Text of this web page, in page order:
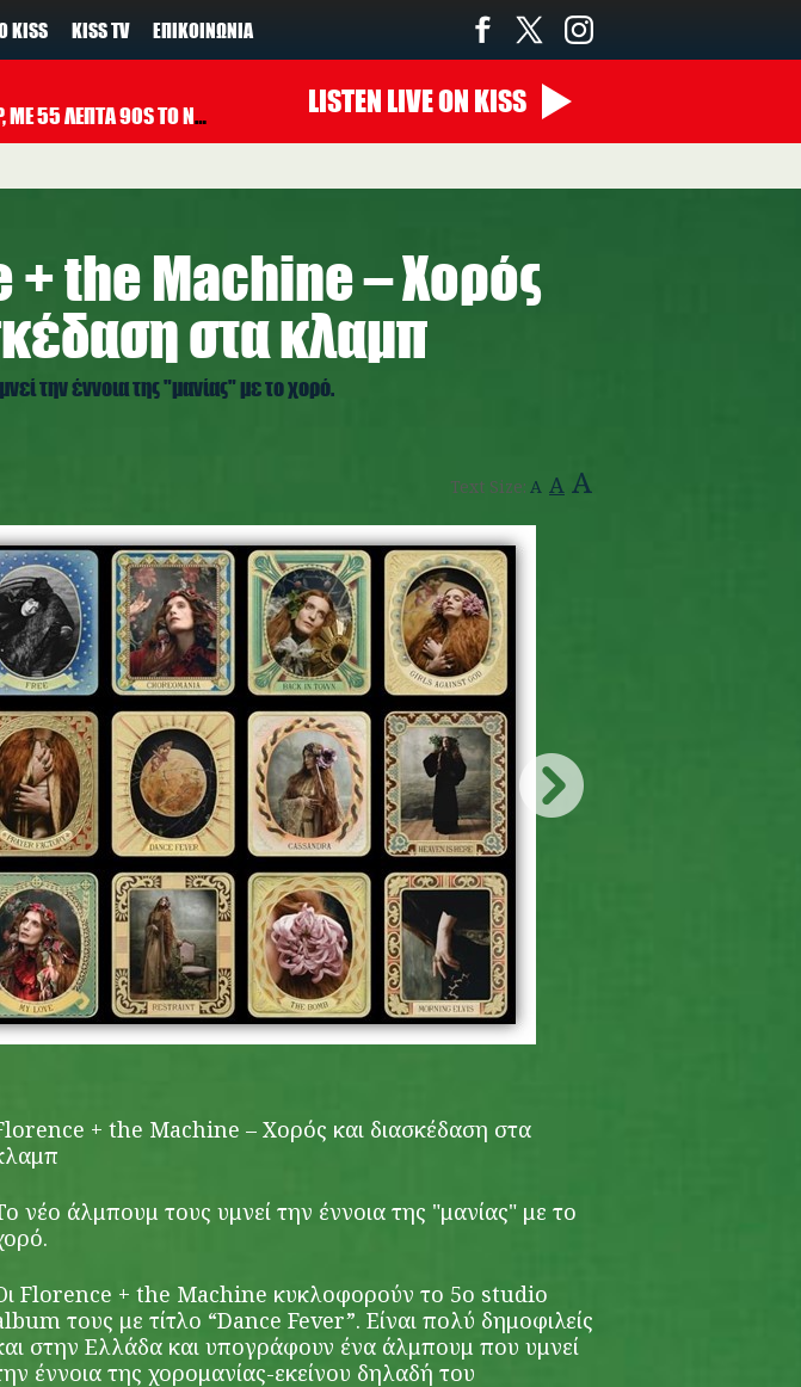
KISS KISS TV ΕΠΙΚΟΙΝΩΝΊΑ
KISS MUSIC NON STOP, ΜΕ 55 ΛΕΠΤΑ 90S TO NOW ΚΑΘΕ ΩΡΑ
00:00 - 07:00
LISTEN LIVEON KISS
+ the Machine – Χορός
στα κλαμπ
την έννοια της "μανίας" με το χορό.
Text Size: A A A
+ the Machine – Χορός και διασκέδαση στα
νέο άλμπουμ τους υμνεί την έννοια της "μανίας" με το
Florence + the Machine κυκλοφορούν το 5ο studio
τους με τίτλο “Dance Fever”. Είναι πολύ δημοφιλείς
στην Ελλάδα και υπογράφουν ένα άλμπουμ που υμνεί
έννοια της χορομανίας-εκείνου δηλαδή του